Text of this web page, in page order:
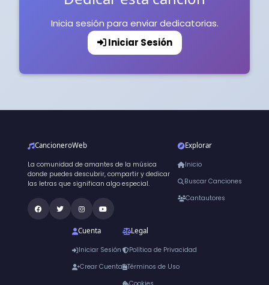
Inicia sesión para enviar dedicatorias.
Iniciar Sesión
CancioneroWeb
La comunidad de amantes de la música
donde puedes descubrir, compartir y dedicar
las letras que significan algo especial.
Explorar
Inicio
Buscar Canciones
Cantautores
Cuenta
Iniciar Sesión
Crear Cuenta
Legal
Política de Privacidad
Términos de Uso